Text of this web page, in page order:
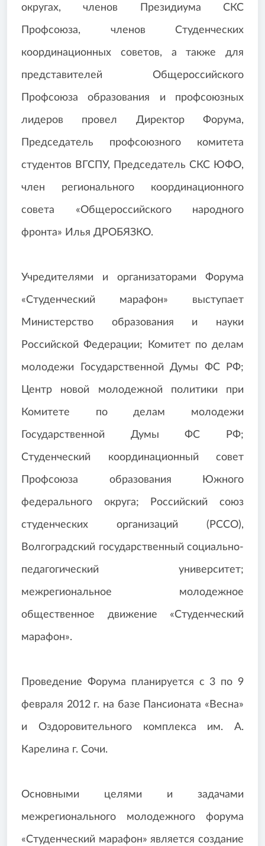
округах, членов Президиума СКС
Профсоюза, членов Студенческих
координационных советов, а также для
представителей Общероссийского
Профсоюза образования и профсоюзных
лидеров провел Директор Форума,
Председатель профсоюзного комитета
студентов ВГСПУ, Председатель СКС ЮФО,
член регионального координационного
совета «Общероссийского народного
фронта» Илья ДРОБЯЗКО.
Учредителями и организаторами Форума
«Студенческий марафон» выступает
Министерство образования и науки
Российской Федерации; Комитет по делам
молодежи Государственной Думы ФС РФ;
Центр новой молодежной политики при
Комитете по делам молодежи
Государственной Думы ФС РФ;
Студенческий координационный совет
Профсоюза образования Южного
федерального округа; Российский союз
студенческих организаций (РССО),
Волгоградский государственный социально-
педагогический университет;
межрегиональное молодежное
общественное движение «Студенческий
марафон».
Проведение Форума планируется с 3 по 9
февраля 2012 г. на базе Пансионата «Весна»
и Оздоровительного комплекса им. А.
Карелина г. Сочи.
Основными целями и задачами
межрегионального молодежного форума
«Студенческий марафон» является создание